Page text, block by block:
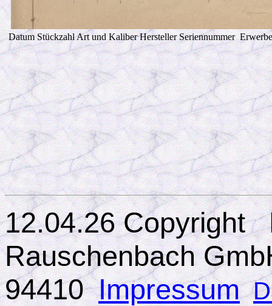
Datum Stückzahl Art und Kaliber Hersteller Seriennummer
12.04.26 Copyright
Rauschenbach
94410 Impressum